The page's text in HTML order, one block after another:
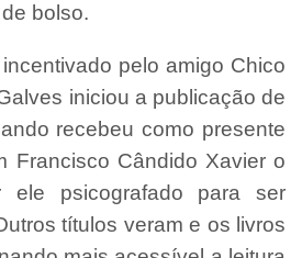
bolso.
pelo amigo Chico
iniciou a publicação de
recebeu como presente
Francisco Cândido Xavier o
ele psicografado para ser
títulos veram e os livros